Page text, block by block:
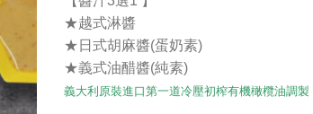
★越式淋醬
★日式胡麻醬(蛋奶素)
★義式油醋醬(純素)
義大利原裝進口第一道冷壓初榨有機橄欖油調製